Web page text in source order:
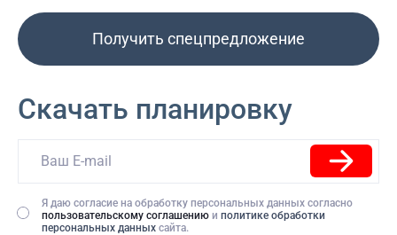
Получить спецпредложение
Скачать планировку
Я даю согласие на обработку персональных данных согласно
пользовательскому соглашению и политике обработки
персональных данных сайта.